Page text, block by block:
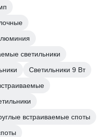
светильники
Светильники 9 Вт
встраиваемые споты